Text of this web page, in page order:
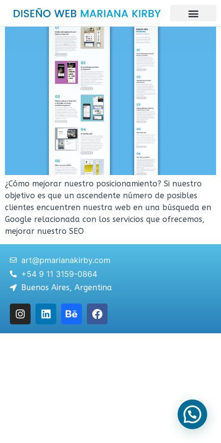
¿Cómo mejorar nuestro posicionamiento? Si nuestro
objetivo es que un ascendente número de posibles
clientes encuentren nuestra web en una búsqueda en
Google relacionada con los servicios que ofrecemos,
mejorar nuestro SEO
art@pmarianakirby.com
+54 9 11 3159-0864
Buenos Aires, Argentina